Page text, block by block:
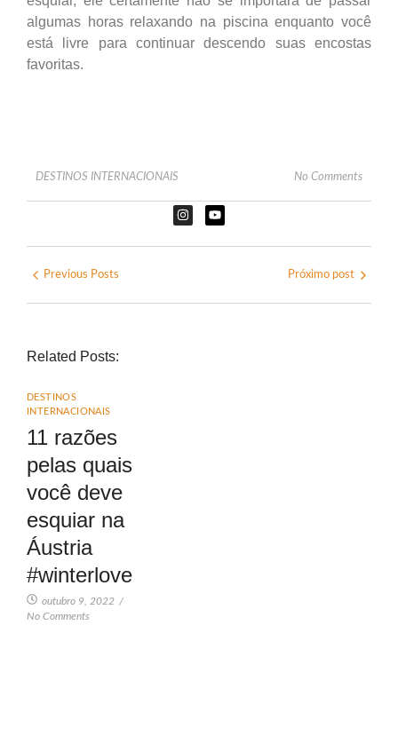
algumas horas relaxando na piscina enquanto você
está livre para continuar descendo suas encostas
favoritas.
DESTINOS INTERNACIONAIS No Comments
Previous Posts Próximo post
Related Posts:
DESTINOS
INTERNACIONAIS
11 razões
pelas quais
você deve
esquiar na
Áustria
#winterlove
outubro 9, 2022 /
No Comments